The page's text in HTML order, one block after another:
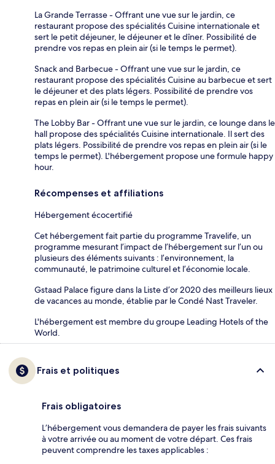
La Grande Terrasse - Offrant une vue sur le jardin, ce
restaurant propose des spécialités Cuisine internationale et
sert le petit déjeuner, le déjeuner et le dîner. Possibilité de
prendre vos repas en plein air (si le temps le permet).
Snack and Barbecue - Offrant une vue sur le jardin, ce
restaurant propose des spécialités Cuisine au barbecue et sert
le déjeuner et des plats légers. Possibilité de prendre vos
repas en plein air (si le temps le permet).
The Lobby Bar - Offrant une vue sur le jardin, ce lounge dans le
hall propose des spécialités Cuisine internationale. Il sert des
plats légers. Possibilité de prendre vos repas en plein air (si le
temps le permet). L'hébergement propose une formule happy
hour.
Récompenses et affiliations
Hébergement écocertifié
Cet hébergement fait partie du programme Travelife, un
programme mesurant l’impact de l’hébergement sur l’un ou
plusieurs des éléments suivants : l’environnement, la
communauté, le patrimoine culturel et l’économie locale.
Gstaad Palace figure dans la Liste d’or 2020 des meilleurs lieux
de vacances au monde, établie par le Condé Nast Traveler.
L'hébergement est membre du groupe Leading Hotels of the
World.
Frais et politiques
Frais obligatoires
L’hébergement vous demandera de payer les frais suivants
à votre arrivée ou au moment de votre départ. Ces frais
peuvent comprendre les taxes applicables :